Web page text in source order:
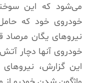
می‌شود که این
خودروی خود که
نیروهای یگان مرصاد
خودروی آنها دچار
این گزارش،